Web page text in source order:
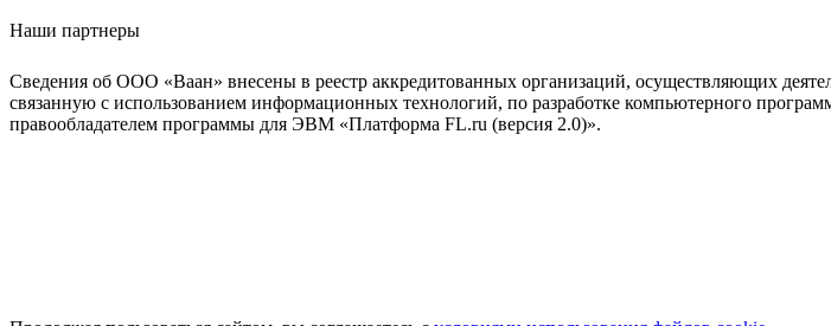
Наши партнеры
Сведения об ООО «Ваан» внесены в реестр аккредитованных организаций, осуществляющих
связанную с использованием информационных технологий, по разработке компьютерного
правообладателем программы для ЭВМ «Платформа FL.ru (версия 2.0)».